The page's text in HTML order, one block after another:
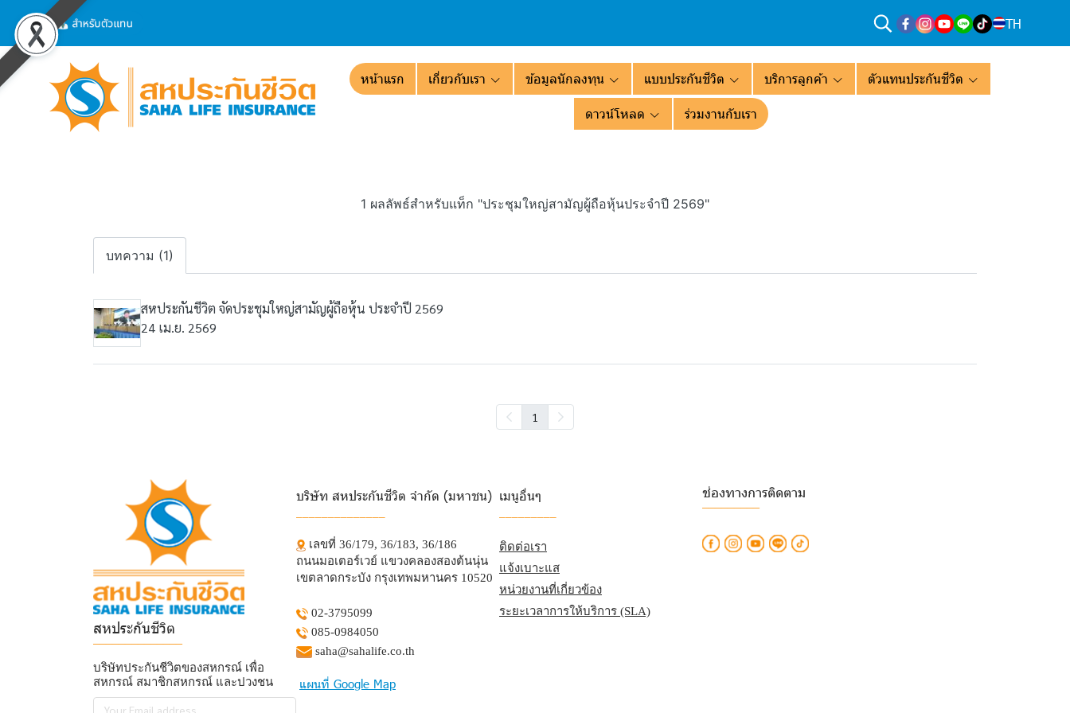
TH
หน้าแรก เกี่ยวกับเรา ข้อมูลนักลงทุน แบบประกันชีวิต บริการลูกค้า ตัวแทนประกันชีวิต
ดาวน์โหลด ร่วมงานกับเรา
1 ผลลัพธ์สำหรับแท็ก "ประชุมใหญ่สามัญผู้ถือหุ้นประจำปี 2569"
บทความ (1)
สหประกันชีวิต จัดประชุมใหญ่สามัญผู้ถือหุ้น ประจำปี 2569
24 เม.ย. 2569
1
สหประกันชีวิต
บริษัทประกันชีวิตของสหกรณ์ เพื่อ
สหกรณ์ สมาชิกสหกรณ์ และปวงชน
บริษัท สหประกันชีวิต จำกัด (มหาชน)
เลขที่ 36/179, 36/183, 36/186
ถนนมอเตอร์เวย์ แขวงคลองสองต้นนุ่น
เขตลาดกระบัง กรุงเทพมหานคร 10520
02-3795099
085-0984050
saha@sahalife.co.th
แผนที่ Google Map
เมนูอื่นๆ
ติดต่อเรา
แจ้งเบาะแส
หน่วยงานที่เกี่ยวข้อง
ระยะเวลาการให้บริการ (SLA)
ช่องทางการติดตาม